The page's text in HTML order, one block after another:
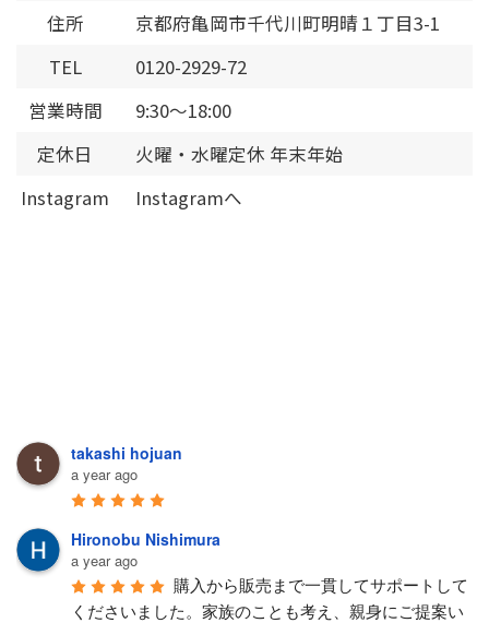
住所
京都府亀岡市千代川町明晴１丁目3-1
TEL
0120-2929-72
営業時間
9:30～18:00
定休日
火曜・水曜定休 年末年始
Instagram
Instagramへ
takashi hojuan
a year ago
Hironobu Nishimura
a year ago
購入から販売まで一貫してサポートして
くださいました。家族のことも考え、親身にご提案い